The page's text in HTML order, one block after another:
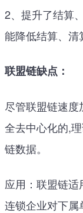
2、提升了结算
能降低结算、清
联盟链缺点：
尽管联盟链速
全去中心化的,
链数据。
应用：联盟链
连锁企业对下属